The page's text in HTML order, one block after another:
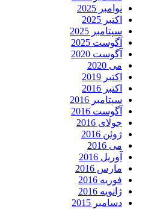
نوامبر 2025
اکتبر 2025
سپتامبر 2025
آگوست 2025
آگوست 2020
می 2020
اکتبر 2019
اکتبر 2016
سپتامبر 2016
آگوست 2016
جولای 2016
ژوئن 2016
می 2016
آوریل 2016
مارس 2016
فوریه 2016
ژانویه 2016
دسامبر 2015